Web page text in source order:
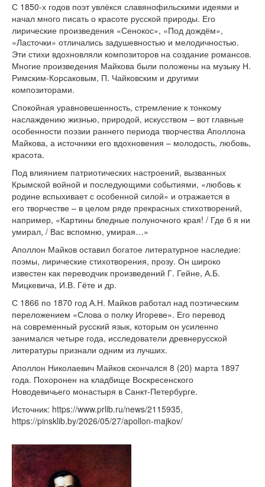
С 1850-х годов поэт увлёкся славянофильскими идеями и
начал много писать о красоте русской природы. Его
лирические произведения «Сенокос», «Под дождём»,
«Ласточки» отличались задушевностью и мелодичностью.
Эти стихи вдохновляли композиторов на создание романсов.
Многие произведения Майкова были положены на музыку Н.
Римским-Корсаковым, П. Чайковским и другими
композиторами.
Спокойная уравновешенность, стремление к тонкому
наслаждению жизнью, природой, искусством – вот главные
особенности поэзии раннего периода творчества Аполлона
Майкова, а источники его вдохновения – молодость, любовь,
красота.
Под влиянием патриотических настроений, вызванных
Крымской войной и последующими событиями, «любовь к
родине вспыхивает с особенной силой» и отражается в
его творчестве – в целом ряде прекрасных стихотворений,
например, «Картины бледные полуночного края! / Где б я ни
умирал, / Вас вспомню, умирая…»
Аполлон Майков оставил богатое литературное наследие:
поэмы, лирические стихотворения, прозу. Он широко
известен как переводчик произведений Г. Гейне, А.Б.
Мицкевича, И.В. Гёте и др.
С 1866 по 1870 год А.Н. Майков работал над поэтическим
переложением «Слова о полку Игореве». Его перевод
на современный русский язык, которым он усиленно
занимался четыре года, исследователи древнерусской
литературы признали одним из лучших.
Аполлон Николаевич Майков скончался 8 (20) марта 1897
года. Похоронен на кладбище Воскресенского
Новодевичьего монастыря в Санкт-Петербурге.
Источник: https://www.prlib.ru/news/2115935,
https://pinsklib.by/2026/05/27/apollon-majkov/